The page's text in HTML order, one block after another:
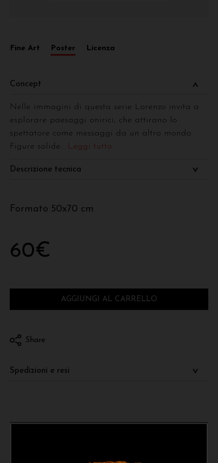
Fine Art Poster Licenza
Concept
Nelle immagini di questa serie Lorenzo invita a
esplorare paesaggi onirici, che attirano lo
spettatore come messaggi da un altro mondo.
Figure solide... Leggi tutto
Descrizione tecnica
Formato 50x70 cm
60€
AGGIUNGI AL CARRELLO
Share
Spedizioni e resi